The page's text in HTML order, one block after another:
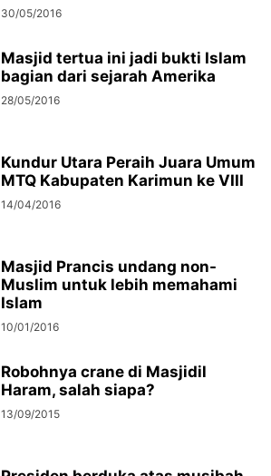
30/05/2016
Masjid tertua ini jadi bukti Islam
bagian dari sejarah Amerika
28/05/2016
Kundur Utara Peraih Juara Umum
MTQ Kabupaten Karimun ke VIII
14/04/2016
Masjid Prancis undang non-
Muslim untuk lebih memahami
Islam
10/01/2016
Robohnya crane di Masjidil
Haram, salah siapa?
13/09/2015